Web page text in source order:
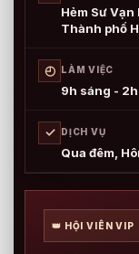
Hẻm Sư Vạn
Thành phố
◴ LÀM VIỆC
9h sáng -
✓ DỊCH VỤ
Qua đêm,
👑 HỘI VIÊN VIP